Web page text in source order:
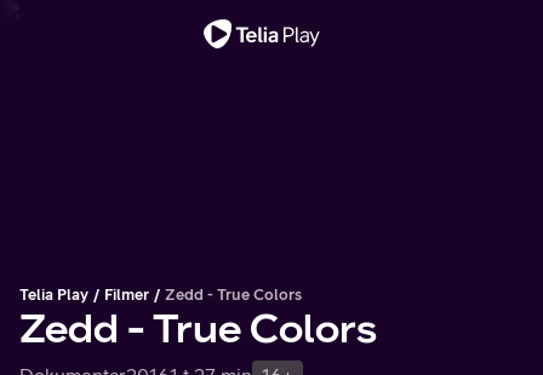
Telia Play Filmer Zedd - True Colors
Zedd - True Colors